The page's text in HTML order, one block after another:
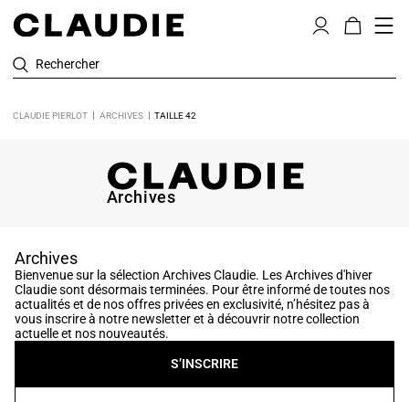
Rechercher
CLAUDIE PIERLOT ARCHIVES TAILLE 42
Archives
Archives
Bienvenue sur la sélection Archives Claudie. Les Archives d'hiver
Claudie sont désormais terminées. Pour être informé de toutes nos
actualités et de nos offres privées en exclusivité, n’hésitez pas à
vous inscrire à notre newsletter et à découvrir notre collection
actuelle et nos nouveautés.
S’INSCRIRE